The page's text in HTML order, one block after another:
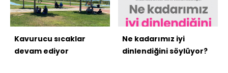
Kavurucu sıcaklar
devam ediyor
Ne kadarımız iyi
dinlendiğini söylüyor?